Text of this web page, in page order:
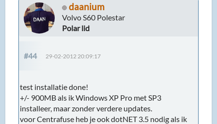
daanium
Volvo S60 Polestar
Polar lid
#44 29-02-2012 20:09:17
test installatie done!
+/- 900MB als ik Windows XP Pro met SP3
installeer, maar zonder verdere updates.
voor Centrafuse heb je ook dotNET 3.5 nodig als ik